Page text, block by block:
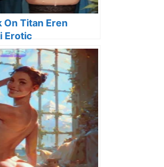
On Titan Eren
Erotic